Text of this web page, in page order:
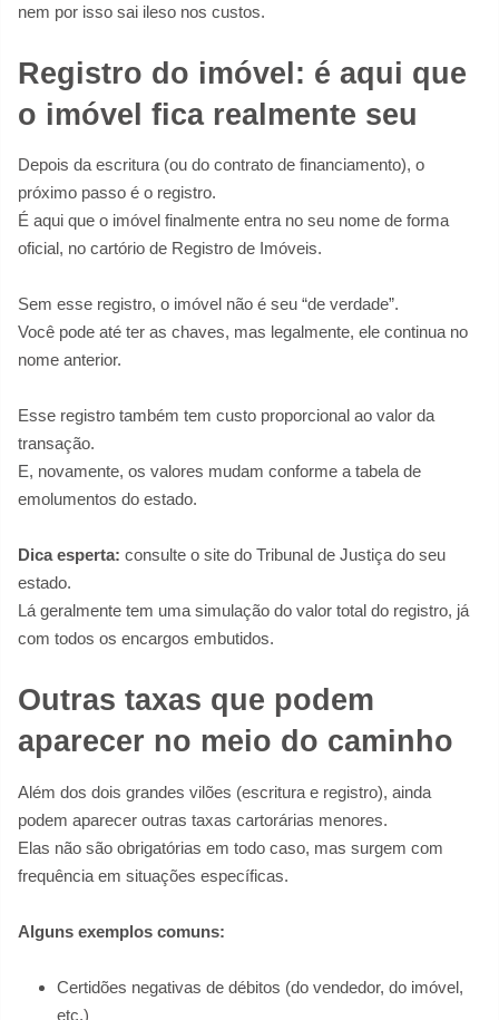
nem por isso sai ileso nos custos.
Registro do imóvel: é aqui que
o imóvel fica realmente seu
Depois da escritura (ou do contrato de financiamento), o
próximo passo é o registro.
É aqui que o imóvel finalmente entra no seu nome de forma
oficial, no cartório de Registro de Imóveis.
Sem esse registro, o imóvel não é seu “de verdade”.
Você pode até ter as chaves, mas legalmente, ele continua no
nome anterior.
Esse registro também tem custo proporcional ao valor da
transação.
E, novamente, os valores mudam conforme a tabela de
emolumentos do estado.
Dica esperta: consulte o site do Tribunal de Justiça do seu
estado.
Lá geralmente tem uma simulação do valor total do registro, já
com todos os encargos embutidos.
Outras taxas que podem
aparecer no meio do caminho
Além dos dois grandes vilões (escritura e registro), ainda
podem aparecer outras taxas cartorárias menores.
Elas não são obrigatórias em todo caso, mas surgem com
frequência em situações específicas.
Alguns exemplos comuns:
Certidões negativas de débitos (do vendedor, do imóvel,
etc.)